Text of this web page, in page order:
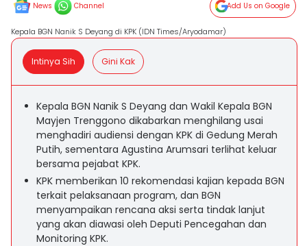
News Channel Add Us on Google
Kepala BGN Nanik S Deyang di KPK (IDN Times/Aryodamar)
Intinya Sih Gini Kak
Kepala BGN Nanik S Deyang dan Wakil Kepala BGN
Mayjen Trenggono dikabarkan menghilang usai
menghadiri audiensi dengan KPK di Gedung Merah
Putih, sementara Agustina Arumsari terlihat keluar
bersama pejabat KPK.
KPK memberikan 10 rekomendasi kajian kepada BGN
terkait pelaksanaan program, dan BGN
menyampaikan rencana aksi serta tindak lanjut
yang akan diawasi oleh Deputi Pencegahan dan
Monitoring KPK.